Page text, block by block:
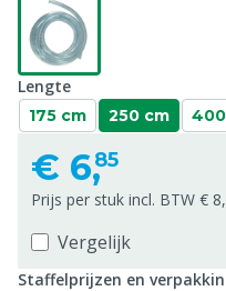
Lengte
175 cm 250 cm
€ 6,85
Prijs per stuk incl. BTW €
Vergelijk
Staffelprijzen en